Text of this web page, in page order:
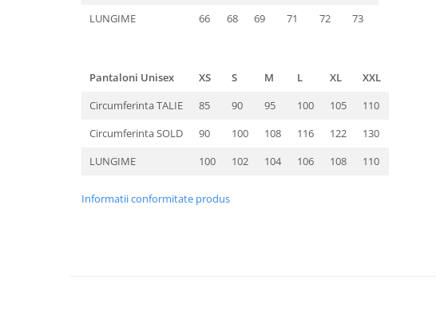
LUNGIME
66 68 69 71 72 73
Pantaloni Unisex XS S M L XL
XXL
Circumferinta TALIE
85 90 95 100 105
110
Circumferinta SOLD
90 100 108 116 122
130
LUNGIME
100 102 104 106 108 110
Informatii conformitate produs